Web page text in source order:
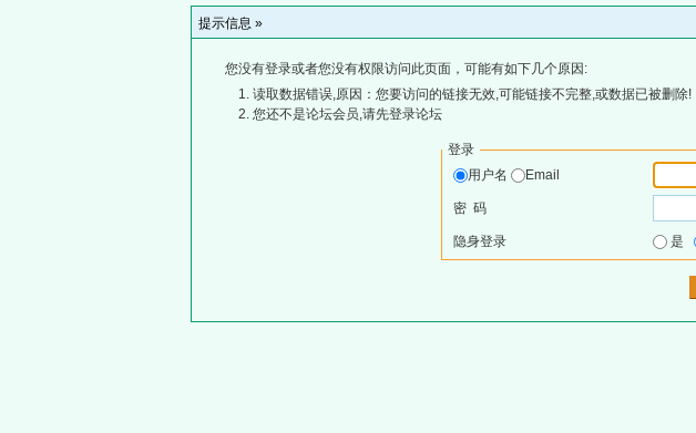
提示信息 »
您没有登录或者您没有权限访问此页面，可能有如下几个原因:
读取数据错误,原因：您要访问的链接无效,可能链接不完整,或数据已被删除!
您还不是论坛会员,请先登录论坛
登录
用户名
Email
密 码
隐身登录 是